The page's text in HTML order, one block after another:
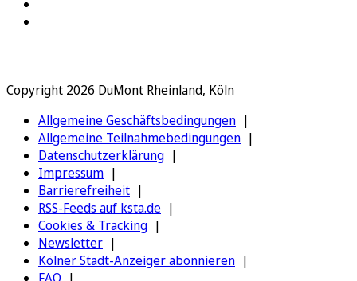
Copyright 2026 DuMont Rheinland, Köln
Allgemeine Geschäftsbedingungen
Allgemeine Teilnahmebedingungen
Datenschutzerklärung
Impressum
Barrierefreiheit
RSS-Feeds auf ksta.de
Cookies & Tracking
Newsletter
Kölner Stadt-Anzeiger abonnieren